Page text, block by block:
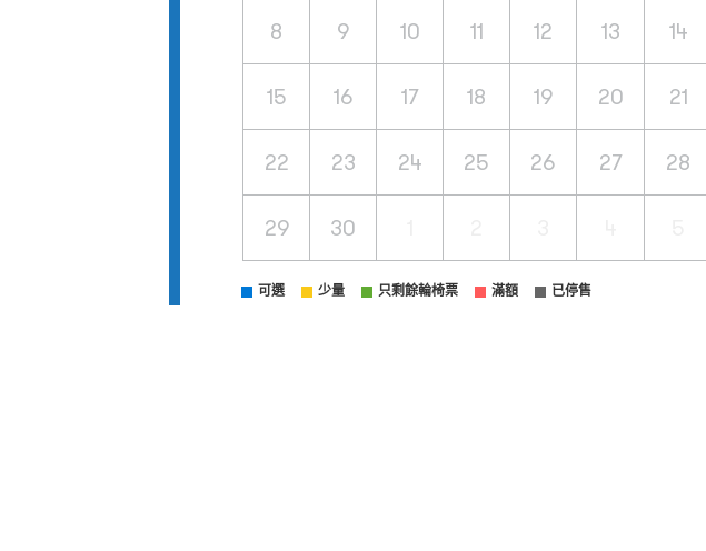
8 9 10 11 12 13 14
15 16 17 18 19 20 21
22 23 24 25 26 27 28
29 30
可選 少量 只剩餘輪椅票 滿額 已停售